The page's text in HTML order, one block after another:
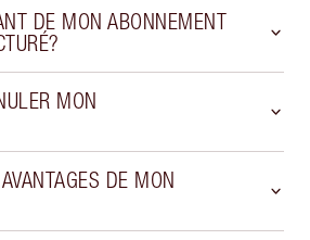
DE MON ABONNEMENT
MON
DE MON